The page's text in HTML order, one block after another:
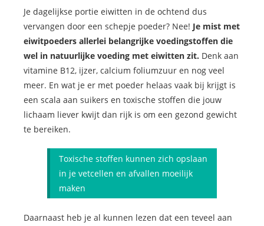
Je dagelijkse portie eiwitten in de ochtend dus
vervangen door een schepje poeder? Nee! Je mist met
eiwitpoeders allerlei belangrijke voedingstoffen die
wel in natuurlijke voeding met eiwitten zit. Denk aan
vitamine B12, ijzer, calcium foliumzuur en nog veel
meer. En wat je er met poeder helaas vaak bij krijgt is
een scala aan suikers en toxische stoffen die jouw
lichaam liever kwijt dan rijk is om een gezond gewicht
te bereiken.
Toxische stoffen kunnen zich opslaan
in je vetcellen en afvallen moeilijk
maken
Daarnaast heb je al kunnen lezen dat een teveel aan